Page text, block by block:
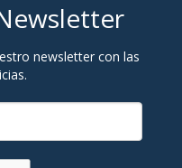
newsletter con las